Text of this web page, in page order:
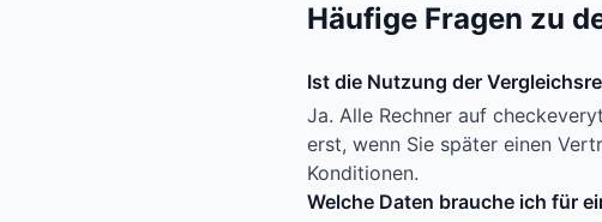
Häufige Fragen zu
Ist die Nutzung der
Ja. Alle Rechner auf
erst, wenn Sie später einen
Konditionen.
Welche Daten brauche ich für